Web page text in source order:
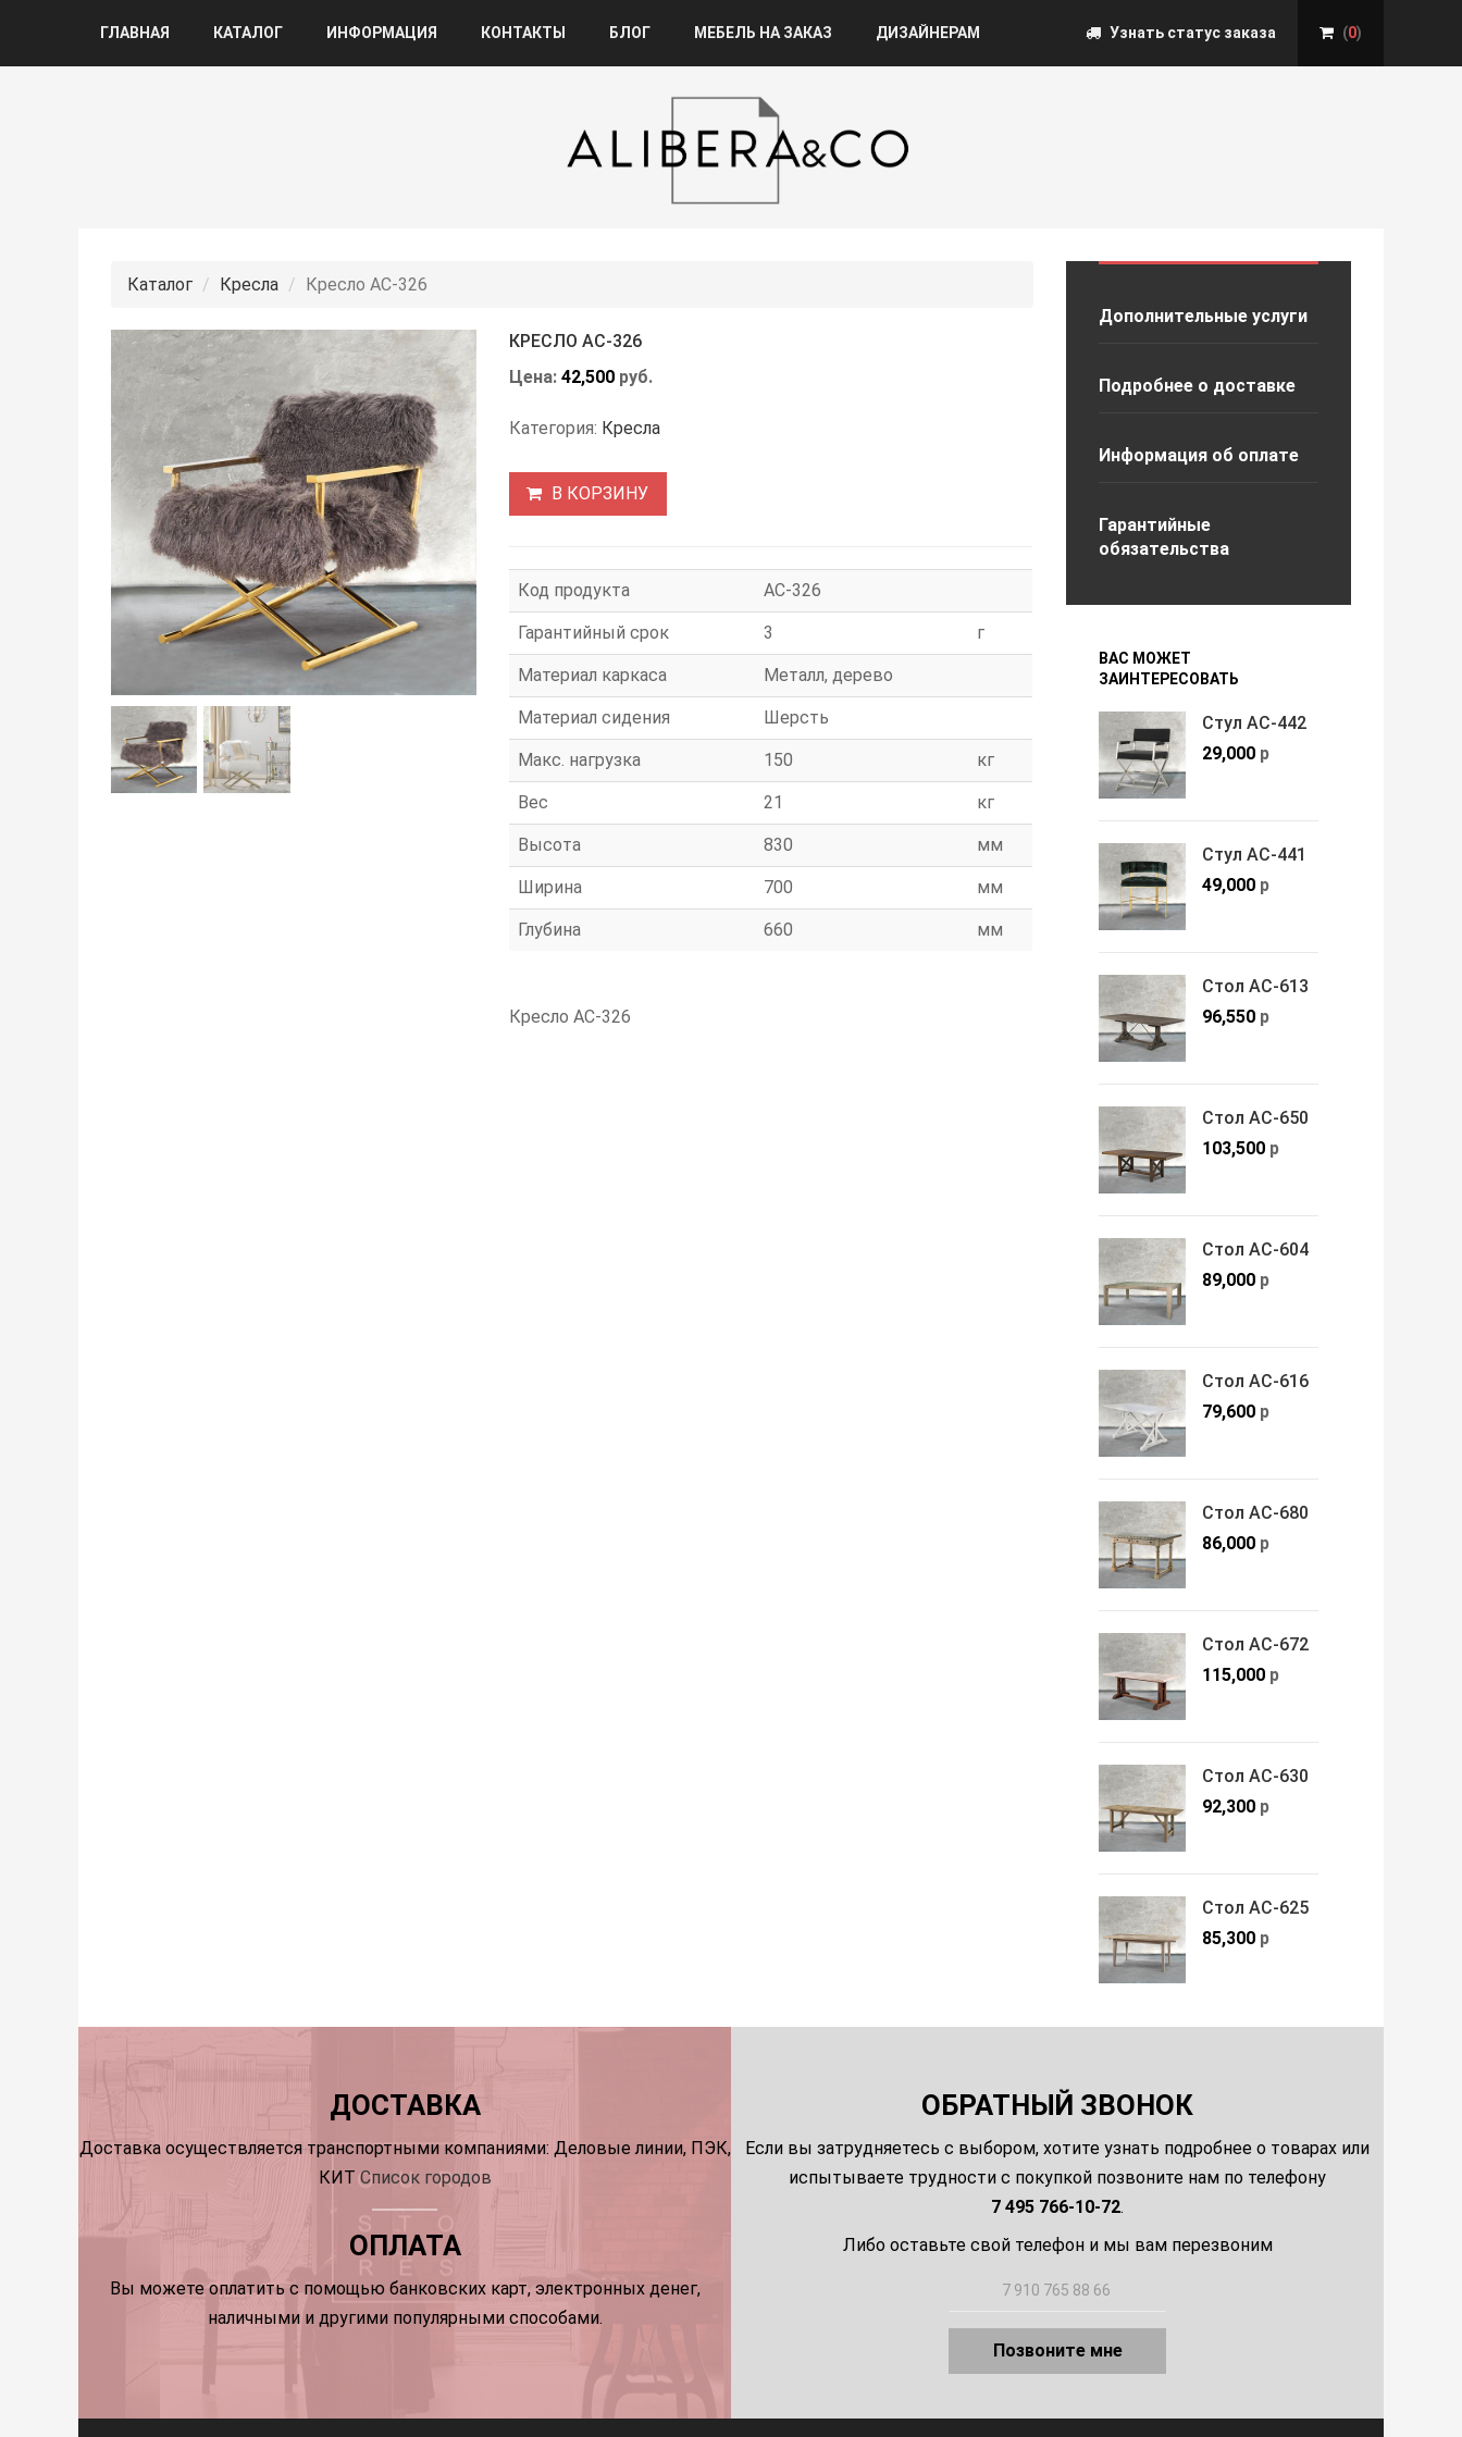
Узнать статус заказа (0)
ГЛАВНАЯ КАТАЛОГ ИНФОРМАЦИЯ КОНТАКТЫ БЛОГ МЕБЕЛЬ НА ЗАКАЗ ДИЗАЙНЕРАМ
Каталог Кресла Кресло АС-326
КРЕСЛО АС-326
Цена: 42,500руб.
Категория: Кресла
В КОРЗИНУ
Код продукта АС-326
Гарантийный срок 3 г
Материал каркаса Металл, дерево
Материал сидения Шерсть
Макс. нагрузка 150 кг
Вес 21 кг
Высота 830 мм
Ширина 700 мм
Глубина 660 мм
Кресло АС-326
Дополнительные услуги
Подробнее о доставке
Информация об оплате
Гарантийные
обязательства
ВАС МОЖЕТ
ЗАИНТЕРЕСОВАТЬ
Стул АС-442
29,000р
Стул АС-441
49,000р
Стол АС-613
96,550р
Стол АС-650
103,500р
Стол АС-604
89,000р
Стол АС-616
79,600р
Стол АС-680
86,000р
Стол АС-672
115,000р
Стол АС-630
92,300р
Стол АС-625
85,300р
ДОСТАВКА
Доставка осуществляется транспортными компаниями: Деловые линии, ПЭК,
КИТСписок городов
ОПЛАТА
Вы можете оплатить с помощью банковских карт, электронных денег,
наличными и другими популярными способами.
ОБРАТНЫЙ ЗВОНОК
Если вы затрудняетесь с выбором, хотите узнать подробнее о товарах или
испытываете трудности с покупкой позвоните нам по телефону
7 495 766-10-72.
Либо оставьте свой телефон и мы вам перезвоним
Позвоните мне